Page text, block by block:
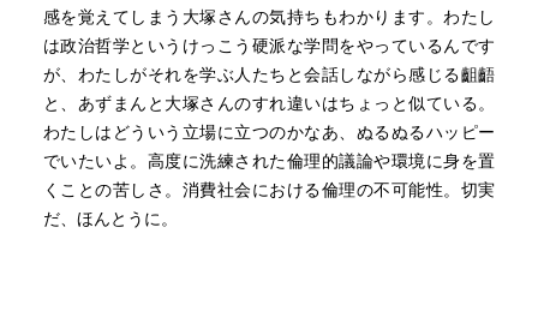
感を覚えてしまう大塚さんの気持ちもわかります。わたし
は政治哲学というけっこう硬派な学問をやっているんです
が、わたしがそれを学ぶ人たちと会話しながら感じる齟齬
と、あずまんと大塚さんのすれ違いはちょっと似ている。
わたしはどういう立場に立つのかなあ、ぬるぬるハッピー
でいたいよ。高度に洗練された倫理的議論や環境に身を置
くことの苦しさ。消費社会における倫理の不可能性。切実
だ、ほんとうに。